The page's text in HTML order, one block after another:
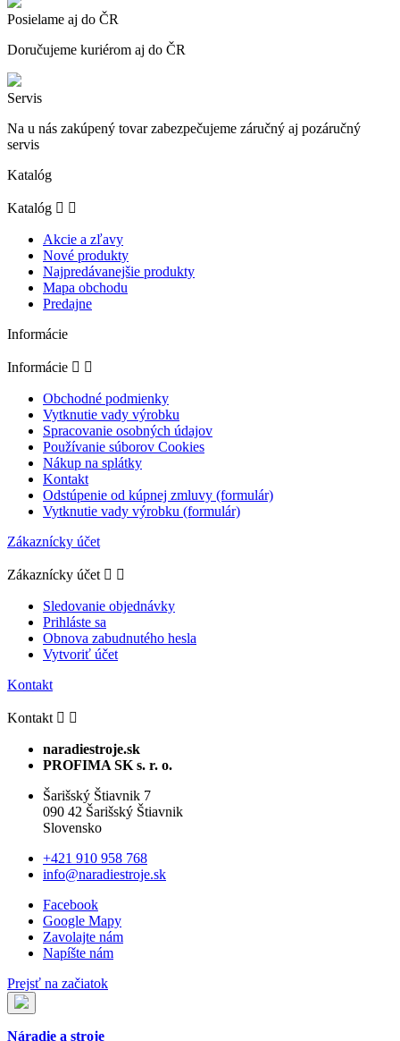
Posielame aj do ČR
Doručujeme kuriérom aj do ČR
Servis
Na u nás zakúpený tovar zabezpečujeme záručný aj pozáručný
servis
Katalóg
Katalóg  
Akcie a zľavy
Nové produkty
Najpredávanejšie produkty
Mapa obchodu
Predajne
Informácie
Informácie  
Obchodné podmienky
Vytknutie vady výrobku
Spracovanie osobných údajov
Používanie súborov Cookies
Nákup na splátky
Kontakt
Odstúpenie od kúpnej zmluvy (formulár)
Vytknutie vady výrobku (formulár)
Zákaznícky účet
Zákaznícky účet  
Sledovanie objednávky
Prihláste sa
Obnova zabudnutého hesla
Vytvoriť účet
Kontakt
Kontakt  
naradiestroje.sk
PROFIMA SK s. r. o.
Šarišský Štiavnik 7
090 42 Šarišský Štiavnik
Slovensko
+421 910 958 768
info@naradiestroje.sk
Facebook
Google Mapy
Zavolajte nám
Napíšte nám
Prejsť na začiatok
Náradie a stroje